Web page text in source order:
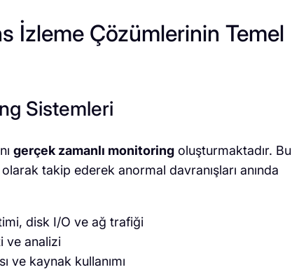
İzleme Çözümlerinin Temel
Sistemleri
gerçek zamanlı monitoringoluşturmaktadır. Bu
takip ederek anormal davranışları anında
disk I/O ve ağ trafiği
ve analizi
ve kaynak kullanımı